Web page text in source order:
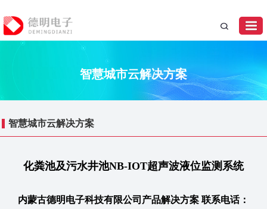
智慧城市云解决方案
智慧城市云解决方案
化粪池及污水井池NB-IOT超声波液位监测系统
内蒙古德明电子科技有限公司产品解决方案 联系电话：